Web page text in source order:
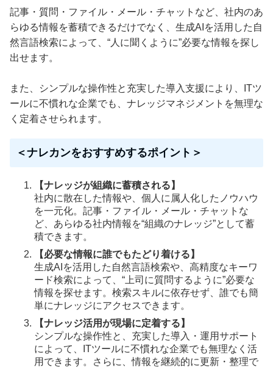
記事・質問・ファイル・メール・チャットなど、社内のあ
らゆる情報を蓄積できるだけでなく、生成AIを活用した自
然言語検索によって、“人に聞くように”必要な情報を探し
出せます。
また、シンプルな操作性と充実した導入支援により、ITツ
ールに不慣れな企業でも、ナレッジマネジメントを無理な
く定着させられます。
＜ナレカンをおすすめするポイント＞
【ナレッジが組織に蓄積される】
社内に散在した情報や、個人に属人化したノウハウ
を一元化。記事・ファイル・メール・チャットな
ど、あらゆる社内情報を“組織のナレッジ”として蓄
積できます。
【必要な情報に誰でもたどり着ける】
生成AIを活用した自然言語検索や、高精度なキーワ
ード検索によって、“上司に質問するように”必要な
情報を探せます。検索スキルに依存せず、誰でも簡
単にナレッジにアクセスできます。
【ナレッジ活用が現場に定着する】
シンプルな操作性と、充実した導入・運用サポート
によって、ITツールに不慣れな企業でも無理なく活
用できます。さらに、情報を継続的に更新・整理で